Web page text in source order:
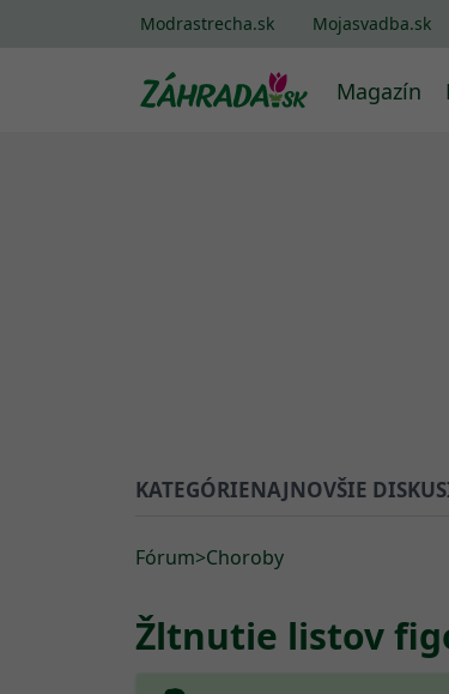
Modrastrecha.sk Mojasvadba.sk
Magazín
KATEGÓRIENAJNOVŠIE
Fórum>Choroby
Žltnutie listov